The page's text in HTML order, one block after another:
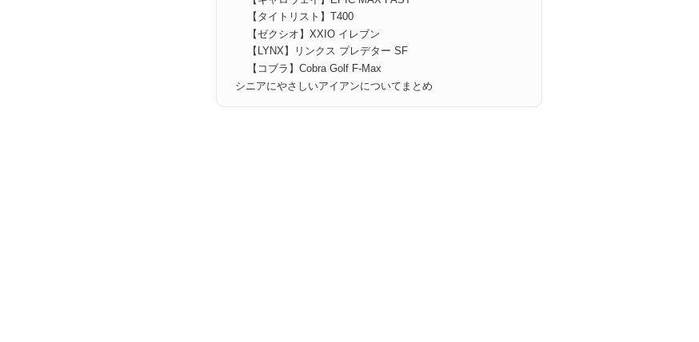
【タイトリスト】T400
【ゼクシオ】XXIO イレブン
【LYNX】リンクス プレデター SF
【コブラ】Cobra Golf F-Max
シニアにやさしいアイアンについてまとめ